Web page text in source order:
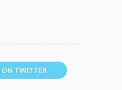
ON TWITTER